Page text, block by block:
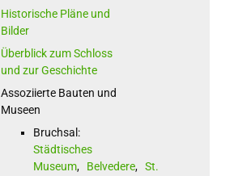
Historische Pläne und
Bilder
Überblick zum Schloss
und zur Geschichte
Assoziierte Bauten und
Museen
Bruchsal:
Städtisches
Museum, Belvedere, St.